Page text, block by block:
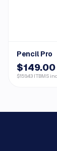
Pencil Pro
$149.00
$159.43 ITBMS